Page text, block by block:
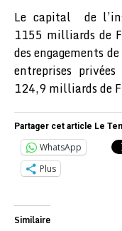
Le capital de
1155 milliards de
des engagements
entreprises
124,9 milliards de
Partager cet article Le
WhatsApp
Plus
Similaire